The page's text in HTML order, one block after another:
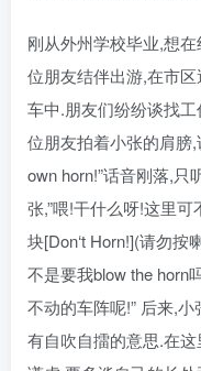
刚从外州学校毕业,想
位朋友结伴出游,在市
车中.朋友们纷纷谈找
位朋友拍着小张的肩膀
own horn!”话音刚落,
张,”喂!干什么呀!这里
块[Don‘t Horn!](请勿按
不是要我blow the horn
不动的车阵呢!” 后来,
有自吹自擂的意思.在